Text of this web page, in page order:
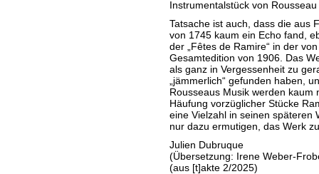
Instrumentalstück von
Tatsache ist auch, dass die aus
von 1745 kaum ein Echo fand,
der „Fêtes de Ramire“ in der
Gesamtedition von 1906. Das
als ganz in Vergessenheit zu
„jämmerlich“ gefunden haben,
Rousseaus Musik werden kaum
Häufung vorzüglicher Stücke
eine Vielzahl in seinen späteren
nur dazu ermutigen, das Werk
Julien Dubruque
(Übersetzung: Irene Weber-
(aus [t]akte 2/2025)